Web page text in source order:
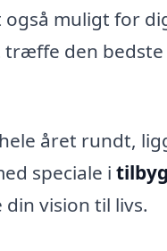
muligt for
træffe den bedste
året rundt,
speciale i
vision til livs.